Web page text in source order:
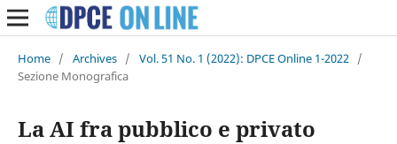
Home / Archives / Vol. 51 No. 1 (2022): DPCE Online 1-2022 /
Sezione Monografica
La AI fra pubblico e privato